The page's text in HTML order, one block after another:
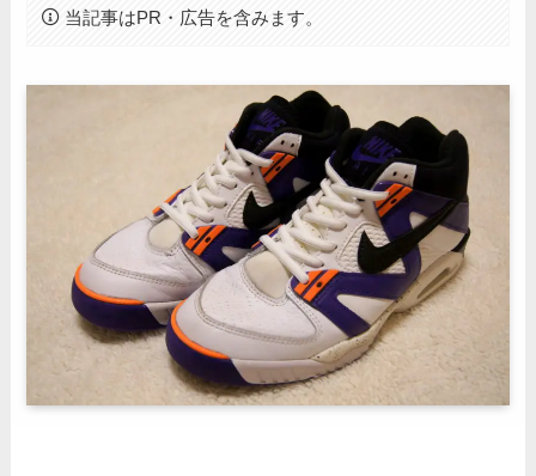
当記事はPR・広告を含みます。